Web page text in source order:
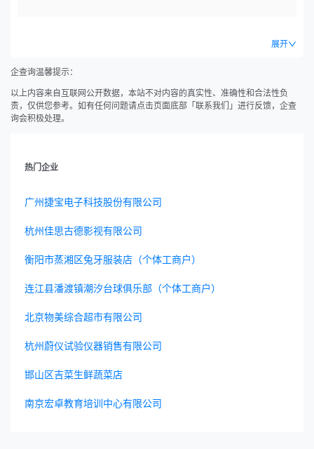
展开
企查询温馨提示：
以上内容来自互联网公开数据，本站不对内容的真实性、准确性和合法性负
责，仅供您参考。如有任何问题请点击页面底部「联系我们」进行反馈，企查
询会积极处理。
热门企业
广州捷宝电子科技股份有限公司
杭州佳思古德影视有限公司
衡阳市蒸湘区兔牙服装店（个体工商户）
连江县潘渡镇潮汐台球俱乐部（个体工商户）
北京物美综合超市有限公司
杭州蔚仪试验仪器销售有限公司
邯山区吉菜生鲜蔬菜店
南京宏卓教育培训中心有限公司